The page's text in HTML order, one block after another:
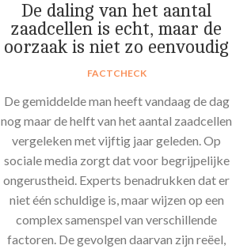
De daling van het aantal
zaadcellen is echt, maar de
oorzaak is niet zo eenvoudig
FACTCHECK
De gemiddelde man heeft vandaag de dag
nog maar de helft van het aantal zaadcellen
vergeleken met vijftig jaar geleden. Op
sociale media zorgt dat voor begrijpelijke
ongerustheid. Experts benadrukken dat er
niet één schuldige is, maar wijzen op een
complex samenspel van verschillende
factoren. De gevolgen daarvan zijn reëel,